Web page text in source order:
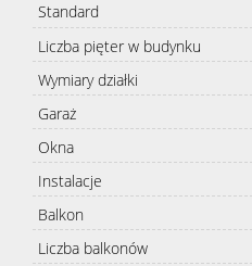
Standard
Liczba pięter w budynku
Wymiary działki
Garaż
Okna
Instalacje
Balkon
Liczba balkonów